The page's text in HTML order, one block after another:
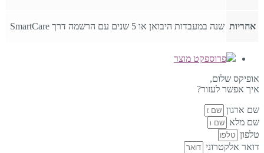
אחריות שנה במעבדות היבואן או 5 שנים עם הרשמה דרך SmartCare
פרוספקט מוצר
אופיקס שלום,
איך אפשר לעזור?
שם ארגון
שם מלא
טלפון
דואר אלקטרוני